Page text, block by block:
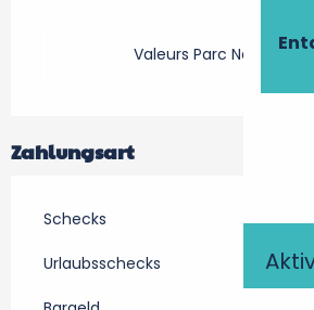
Valeurs Parc Naturel
Zahlungsart
Schecks
Urlaubsschecks